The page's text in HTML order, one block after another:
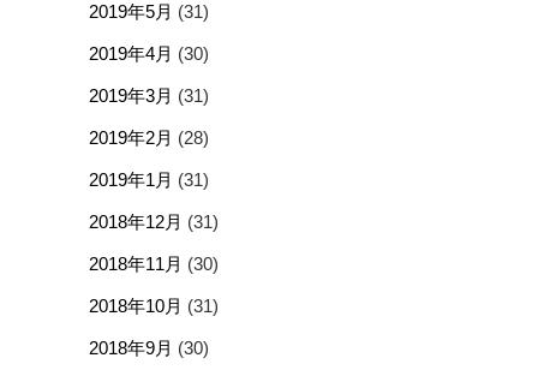
2019年5月 (31)
2019年4月 (30)
2019年3月 (31)
2019年2月 (28)
2019年1月 (31)
2018年12月 (31)
2018年11月 (30)
2018年10月 (31)
2018年9月 (30)